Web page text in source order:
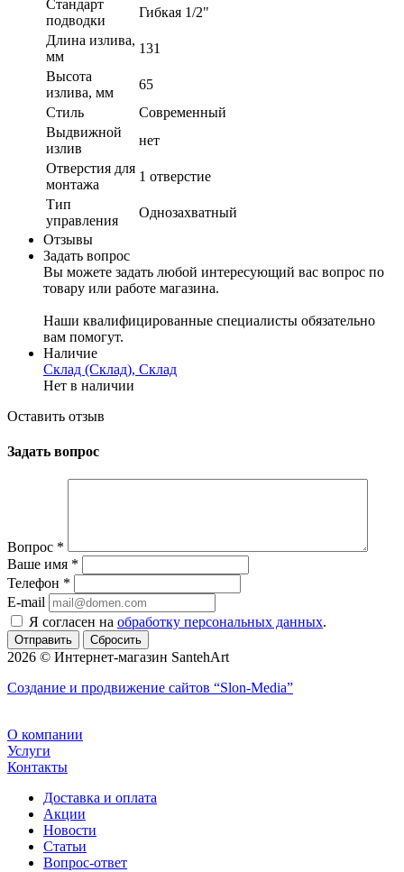
Стандарт
подводки
Гибкая 1/2"
Длина излива,
мм
131
Высота
излива, мм
65
Стиль
Современный
Выдвижной
излив
нет
Отверстия для
монтажа
1 отверстие
Тип
управления
Однозахватный
Отзывы
Задать вопрос
Вы можете задать любой интересующий вас вопрос по
товару или работе магазина.
Наши квалифицированные специалисты обязательно
вам помогут.
Наличие
Склад (Склад), Склад
Нет в наличии
Оставить отзыв
Задать вопрос
Вопрос *
Ваше имя *
Телефон *
E-mail
Я согласен на обработку персональных данных.
Сбросить
2026 © Интернет-магазин SantehArt
Создание и продвижение сайтов “Slon-Media”
О компании
Услуги
Контакты
Доставка и оплата
Акции
Новости
Статьи
Вопрос-ответ